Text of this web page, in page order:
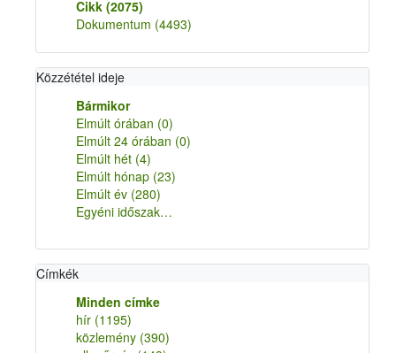
Cikk (2075)
Dokumentum (4493)
Közzététel ideje
Bármikor
Elmúlt órában (0)
Elmúlt 24 órában (0)
Elmúlt hét (4)
Elmúlt hónap (23)
Elmúlt év (280)
Egyéni időszak…
Címkék
Minden címke
hír (1195)
közlemény (390)